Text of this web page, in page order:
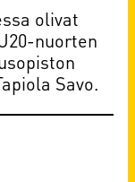
olivat
nuorten
Savo.